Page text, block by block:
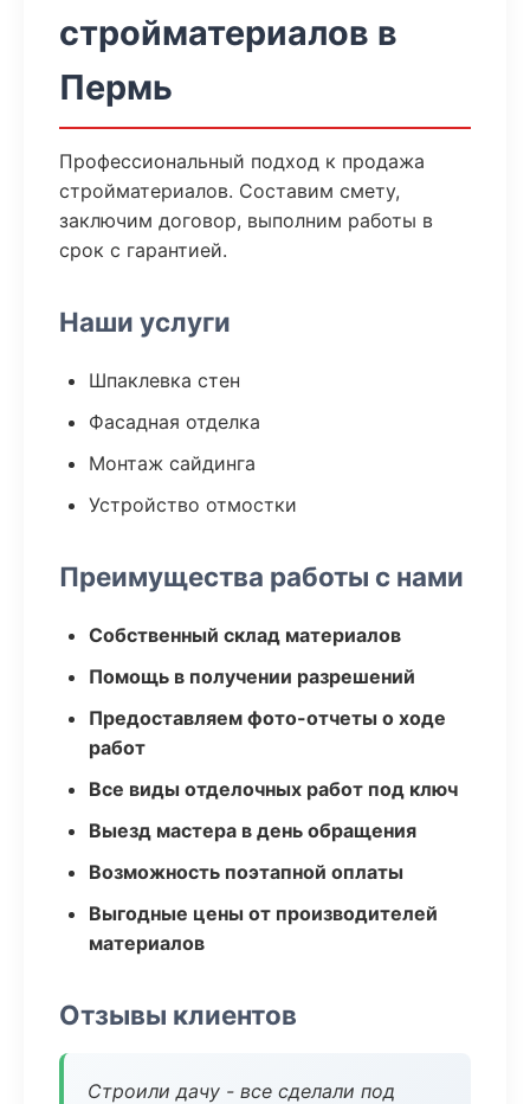
стройматериалов в
Пермь
Профессиональный подход к продажа
стройматериалов. Составим смету,
заключим договор, выполним работы в
срок с гарантией.
Наши услуги
Шпаклевка стен
Фасадная отделка
Монтаж сайдинга
Устройство отмостки
Преимущества работы с нами
Собственный склад материалов
Помощь в получении разрешений
Предоставляем фото-отчеты о ходе
работ
Все виды отделочных работ под ключ
Выезд мастера в день обращения
Возможность поэтапной оплаты
Выгодные цены от производителей
материалов
Отзывы клиентов
Строили дачу - все сделали под